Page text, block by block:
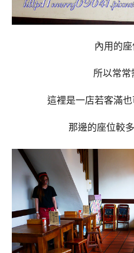
內用的
所以常常
這裡是一店若客滿也
那邊的座位較